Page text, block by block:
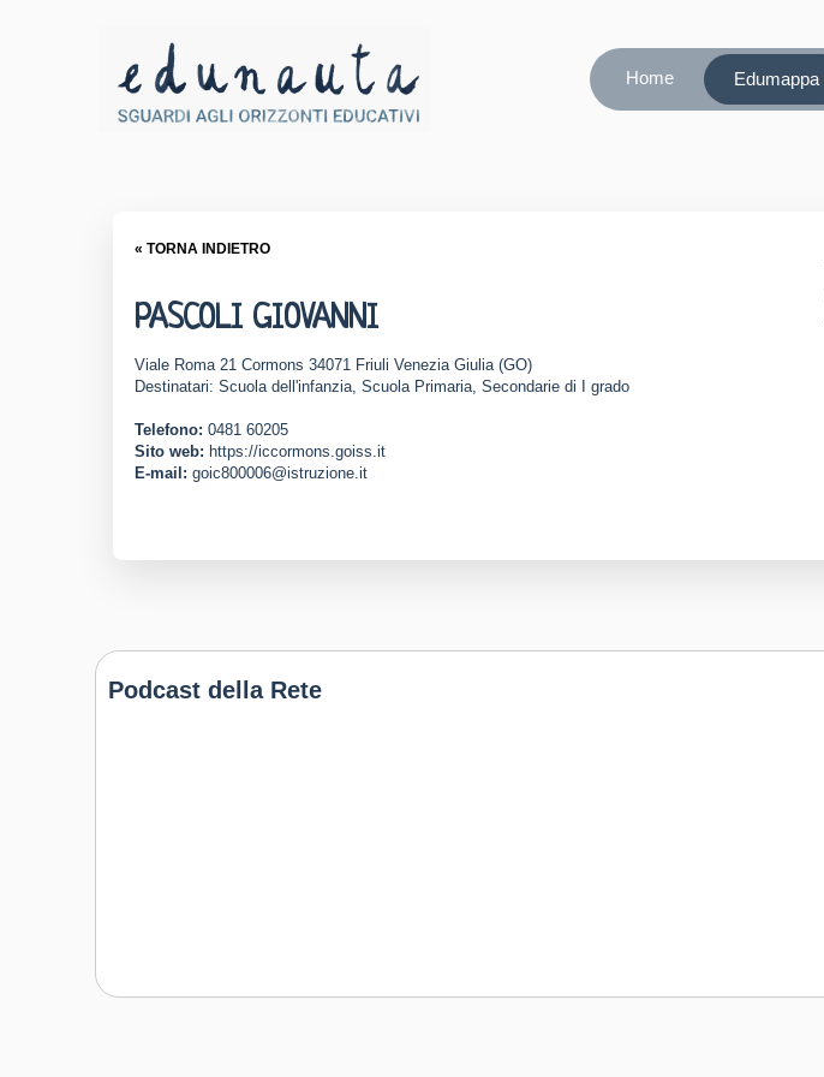
Home Edumappa
« TORNA INDIETRO
PASCOLI GIOVANNI
Viale Roma 21 Cormons 34071 Friuli Venezia Giulia (GO)
Destinatari: Scuola dell'infanzia, Scuola Primaria, Secondarie di I grado
Telefono: 0481 60205
Sito web: https://iccormons.goiss.it
E-mail: goic800006@istruzione.it
Podcast della Rete